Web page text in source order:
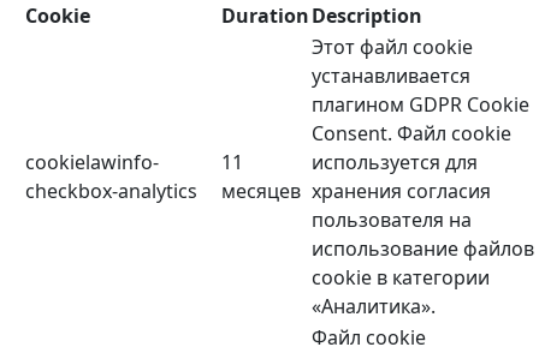
Cookie
DurationDescription
cookielawinfo-
checkbox-analytics
11
месяцев
Этот файл cookie
устанавливается
плагином GDPR Cookie
Consent. Файл cookie
используется для
хранения согласия
пользователя на
использование файлов
cookie в категории
«Аналитика».
Файл cookie